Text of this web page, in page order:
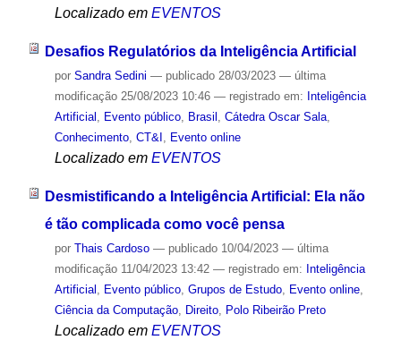
Localizado em EVENTOS
Desafios Regulatórios da Inteligência Artificial
por Sandra Sedini — publicado28/03/2023 — última
modificação25/08/2023 10:46 — registrado em: Inteligência
Artificial , Evento público, Brasil , Cátedra Oscar Sala,
Conhecimento, CT&I , Evento online
Localizado em EVENTOS
Desmistificando a Inteligência Artificial: Ela não
é tão complicada como você pensa
por Thais Cardoso — publicado10/04/2023 — última
modificação11/04/2023 13:42 — registrado em: Inteligência
Artificial
Evento público, Grupos de Estudo, Evento online,
Ciência da Computação, Direito, Polo Ribeirão Preto
Localizado em EVENTOS